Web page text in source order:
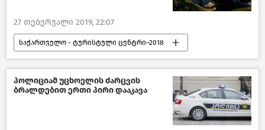
27 თებერვალი 2019, 22:07
საქართველო - ტურისტული ცენტრი–2018
ტურიზმი საქართველოში
პოლიციამ უცხოელის ძარცვის
ბრალდებით ერთი პირი დააკავა